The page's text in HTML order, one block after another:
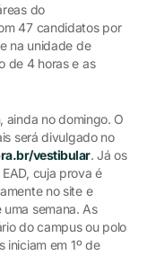
do
47 candidatos por
na unidade de
de 4 horas e as
ainda no domingo. O
será divulgado no
vestibular. Já os
cuja prova é
no site e
semana. As
do campus ou polo
iniciam em 1º de